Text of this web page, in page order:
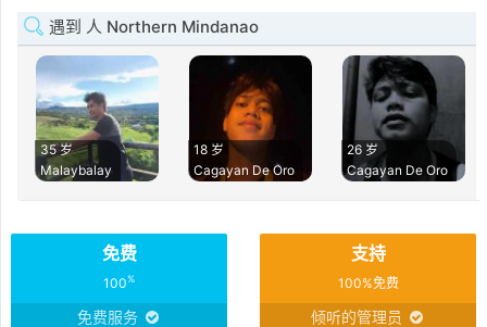
遇到 人 Northern Mindanao
35 岁
Malaybalay
18 岁
Cagayan De Oro
26 岁
Cagayan De Oro
免费
100%
免费服务
支持
100%免费
倾听的管理员